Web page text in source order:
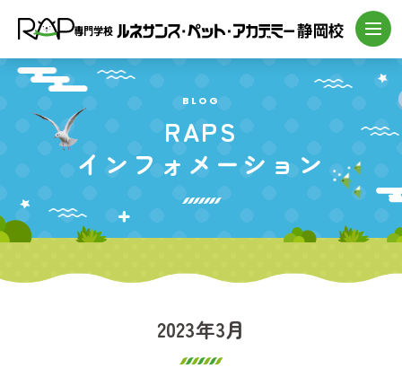
BLOG
RAPS
インフォメーション
2023年3月